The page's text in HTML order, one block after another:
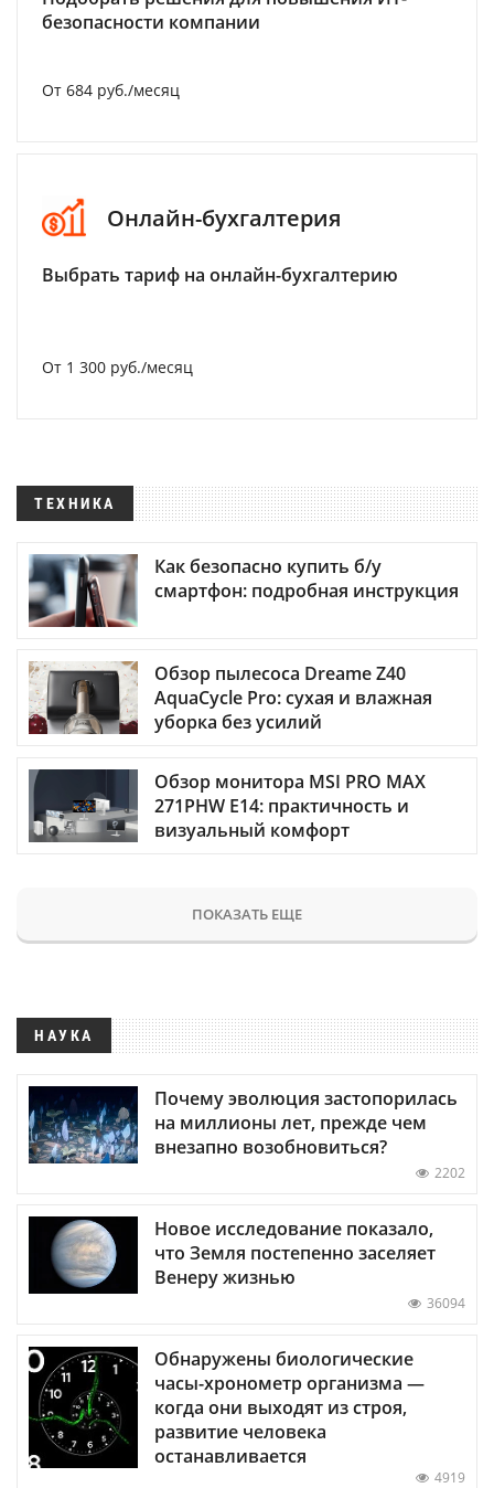
безопасности компании
От 684 руб./месяц
Онлайн-бухгалтерия
Выбрать тариф на онлайн-бухгалтерию
От 1 300 руб./месяц
ТЕХНИКА
Как безопасно купить б/у
смартфон: подробная инструкция
Обзор пылесоса Dreame Z40
AquaCycle Pro: сухая и влажная
уборка без усилий
Обзор монитора MSI PRO MAX
271PHW E14: практичность и
визуальный комфорт
ПОКАЗАТЬ ЕЩЕ
НАУКА
Почему эволюция застопорилась
на миллионы лет, прежде чем
внезапно возобновиться?
2202
Новое исследование показало,
что Земля постепенно заселяет
Венеру жизнью
36094
Обнаружены биологические
часы-хронометр организма —
когда они выходят из строя,
развитие человека
останавливается
4919